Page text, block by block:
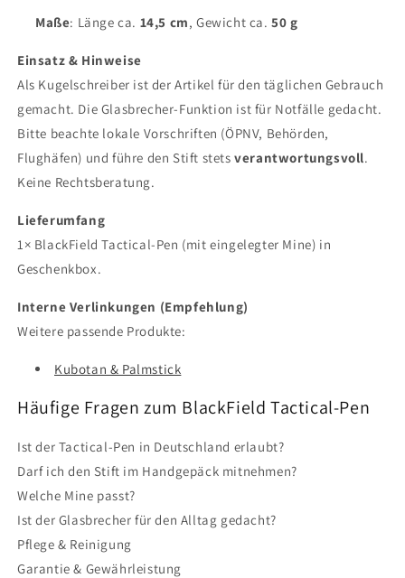
Maße: Länge ca. 14,5 cm, Gewicht ca.50 g
Einsatz & Hinweise
Als Kugelschreiber ist der Artikel für den täglichen Gebrauch
gemacht. Die Glasbrecher-Funktion ist für Notfälle gedacht.
Bitte beachte lokale Vorschriften (ÖPNV, Behörden,
Flughäfen) und führe den Stift stetsverantwortungsvoll.
Keine Rechtsberatung.
Lieferumfang
1× BlackField Tactical-Pen (mit eingelegter Mine) in
Geschenkbox.
Interne Verlinkungen (Empfehlung)
Weitere passende Produkte:
Kubotan & Palmstick
Häufige Fragen zum BlackField Tactical-Pen
Ist der Tactical-Pen in Deutschland erlaubt?
Darf ich den Stift im Handgepäck mitnehmen?
Welche Mine passt?
Ist der Glasbrecher für den Alltag gedacht?
Pflege & Reinigung
Garantie & Gewährleistung